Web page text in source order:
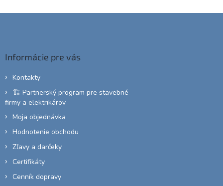
a
v
v
Informácie pre vás
Kontakty
🏗️ Partnerský program pre stavebné
firmy a elektrikárov
Moja objednávka
Hodnotenie obchodu
Zľavy a darčeky
Certifikáty
Cenník dopravy